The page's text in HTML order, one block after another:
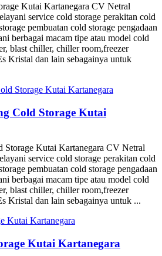
Kutai Kartanegara CV Netral
service cold storage perakitan cold
pembuatan cold storage pengadaan
berbagai macam tipe atau model cold
blast chiller, chiller room,freezer
Kristal dan lain sebagainya untuk
Cold Storage Kutai
Storage Kutai Kartanegara CV Netral
service cold storage perakitan cold
pembuatan cold storage pengadaan
berbagai macam tipe atau model cold
blast chiller, chiller room,freezer
Kristal dan lain sebagainya untuk ...
Kutai Kartanegara